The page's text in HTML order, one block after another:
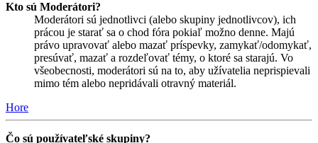
Kto sú Moderátori?
Moderátori sú jednotlivci (alebo skupiny jednotlivcov), ich
prácou je starať sa o chod fóra pokiaľ možno denne. Majú
právo upravovať alebo mazať príspevky, zamykať/odomykať,
presúvať, mazať a rozdeľovať témy, o ktoré sa starajú. Vo
všeobecnosti, moderátori sú na to, aby užívatelia neprispievali
mimo tém alebo nepridávali otravný materiál.
Hore
Čo sú používateľské skupiny?